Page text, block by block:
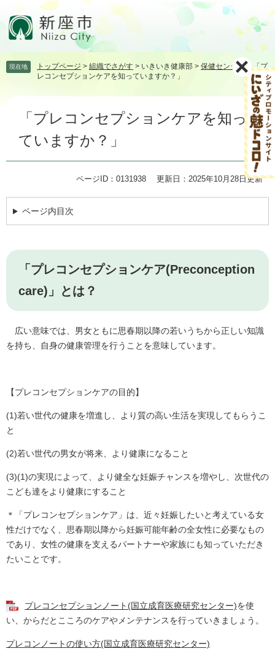
頭飛 現在地 トップページ > 組織でさがす > いきいき健康部 > 保健センター > 「プ
レコンセプションケアを知っていますか？」
「プレコンセプションケアを知っ
ていますか？」
ページID：0131938 更新日：2025年10月28日更新
ページ内目次
「プレコンセプションケア(Preconception
care)」とは？
広い意味では、男女ともに思春期以降の若いうちから正しい知識
を持ち、自身の健康管理を行うことを意味しています。
【プレコンセプションケアの目的】
(1)若い世代の健康を増進し、より質の高い生活を実現してもらうこ
と
(2)若い世代の男女が将来、より健康になること
(3)(1)の実現によって、より健全な妊娠チャンスを増やし、次世代の
こども達をより健康にすること
＊「プレコンセプションケア」は、近々妊娠したいと考えている女
性だけでなく、思春期以降から妊娠可能年齢の全女性に必要なもの
であり、女性の健康を支えるパートナーや家族にも知っていただき
たいことです。
プレコンセプションノート(国立成育医療研究センター)を使
い、からだとこころのケアやメンテナンスを行っていきましょう。
プレコンノートの使い方(国立成育医療研究センター)